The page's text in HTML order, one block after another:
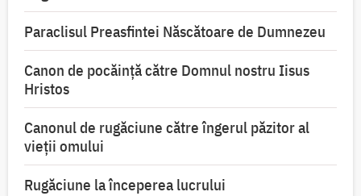
Paraclisul Preasfintei Născătoare de Dumnezeu
Canon de pocăință către Domnul nostru Iisus
Hristos
Canonul de rugăciune către îngerul păzitor al
vieții omului
Rugăciune la începerea lucrului